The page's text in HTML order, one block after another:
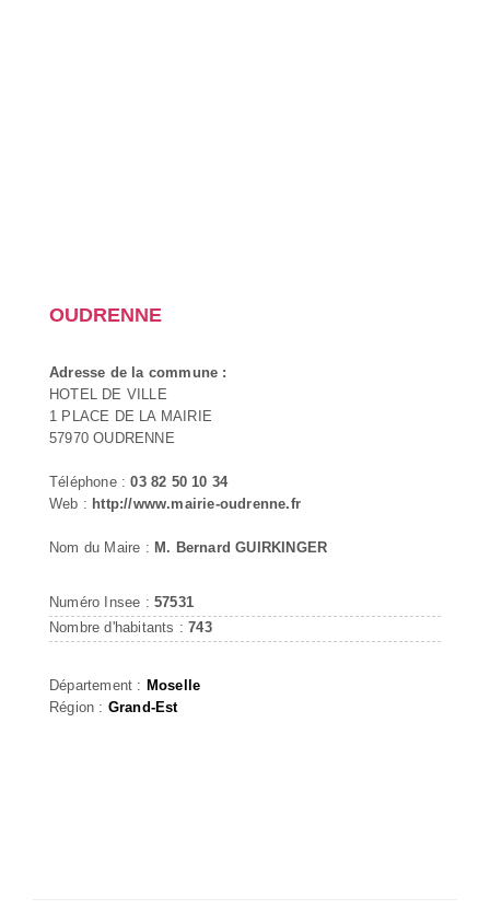
OUDRENNE
Adresse de la commune :
HOTEL DE VILLE
1 PLACE DE LA MAIRIE
57970 OUDRENNE
Téléphone :03 82 50 10 34
Web : http://www.mairie-oudrenne.fr
Nom du Maire : M. Bernard GUIRKINGER
Numéro Insee : 57531
Nombre d'habitants :743
Département : Moselle
Région : Grand-Est